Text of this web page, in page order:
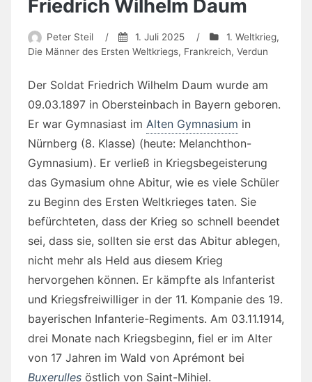
Friedrich Wilhelm Daum
Peter Steil / 1. Juli 2025 / 1. Weltkrieg,
Die Männer des Ersten Weltkriegs, Frankreich, Verdun
Der Soldat Friedrich Wilhelm Daum wurde am
09.03.1897 in Obersteinbach in Bayern geboren.
Er war Gymnasiast im Alten Gymnasium in
Nürnberg (8. Klasse) (heute: Melanchthon-
Gymnasium). Er verließ in Kriegsbegeisterung
das Gymasium ohne Abitur, wie es viele Schüler
zu Beginn des Ersten Weltkrieges taten. Sie
befürchteten, dass der Krieg so schnell beendet
sei, dass sie, sollten sie erst das Abitur ablegen,
nicht mehr als Held aus diesem Krieg
hervorgehen können. Er kämpfte als Infanterist
und Kriegsfreiwilliger in der 11. Kompanie des 19.
bayerischen Infanterie-Regiments. Am 03.11.1914,
drei Monate nach Kriegsbeginn, fiel er im Alter
von 17 Jahren im Wald von Aprémont bei
Buxerulles östlich von Saint-Mihiel.